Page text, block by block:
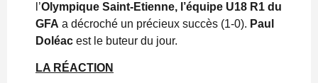
l’Olympique Saint-Etienne, l’équipe U18 R1 du
GFA a décroché un précieux succès (1-0). Paul
Doléac est le buteur du jour.
LA RÉACTION